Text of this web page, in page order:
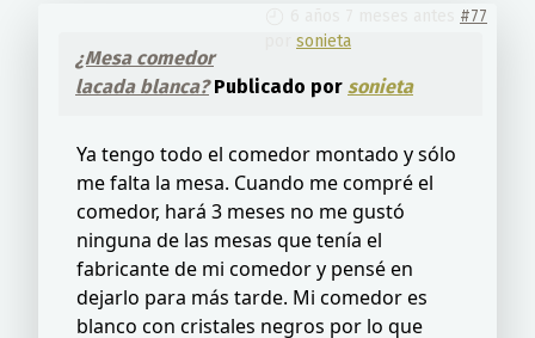
#77
sonieta
¿Mesa comedor
lacada blanca?Publicado por sonieta
Ya tengo todo el comedor montado y sólo
me falta la mesa. Cuando me compré el
comedor, hará 3 meses no me gustó
ninguna de las mesas que tenía el
fabricante de mi comedor y pensé en
dejarlo para más tarde. Mi comedor es
blanco con cristales negros por lo que